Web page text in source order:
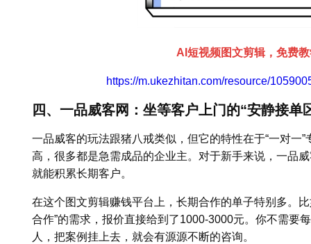
AI短视频图文剪辑，免费
https://m.ukezhitan.com/resource/
四、一品威客网：坐等客户上门的“安静接单
一品威客的玩法跟猪八戒类似，但它的特性在于“一对一
高，很多都是急需成品的企业主。对于新手来说，一品
就能积累长期客户。
在这个图文剪辑赚钱平台上，长期合作的单子特别多。
合作”的需求，报价直接给到了1000-3000元。你不需要
人，把案例挂上去，就会有源源不断的咨询。